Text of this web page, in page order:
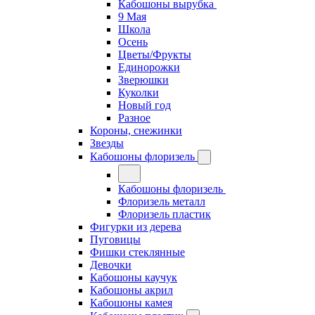
Кабошоны вырубка
9 Мая
Школа
Осень
Цветы/Фрукты
Единорожки
Зверюшки
Куколки
Новый год
Разное
Короны, снежинки
Звезды
Кабошоны флоризель
Кабошоны флоризель
Флоризель металл
Флоризель пластик
Фигурки из дерева
Пуговицы
Фишки стеклянные
Девочки
Кабошоны каучук
Кабошоны акрил
Кабошоны камея